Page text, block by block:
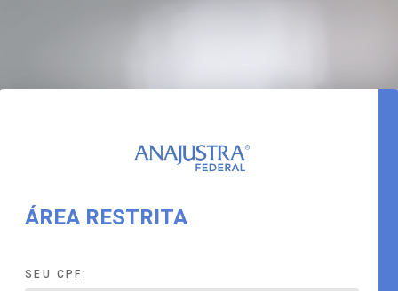
ÁREA RESTRITA
SEU CPF: